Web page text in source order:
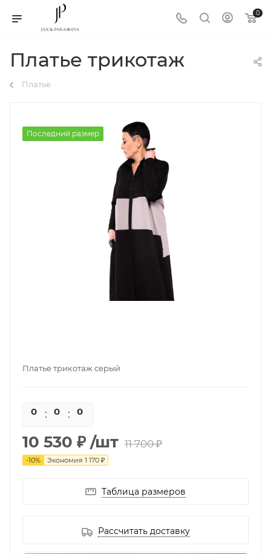
0
Платье трикотаж
Платье
Последний размер
Платье трикотаж серый
0 0 0
10 530 ₽ /шт 11 700 ₽
-10% Экономия 1 170 ₽
Таблица размеров
Рассчитать доставку